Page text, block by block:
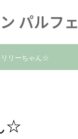
パルフェ
リーちゃん☆
☆